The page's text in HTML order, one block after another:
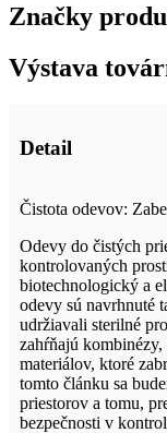
Značky
Výstava
Detail
Čistota odevov:
Odevy do čistých
kontrolovaných
biotechnologický a
odevy sú navrhnuté
udržiavali sterilné
zahŕňajú
materiálov, ktoré
tomto článku sa
priestorov a tomu,
bezpečnosti v